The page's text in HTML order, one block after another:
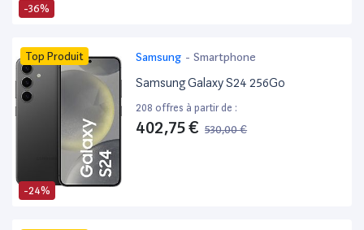
-36%
-24%
Top Produit Samsung - Smartphone
Samsung Galaxy S24 256Go
208 offres à partir de :
402,75 € 530,00 €